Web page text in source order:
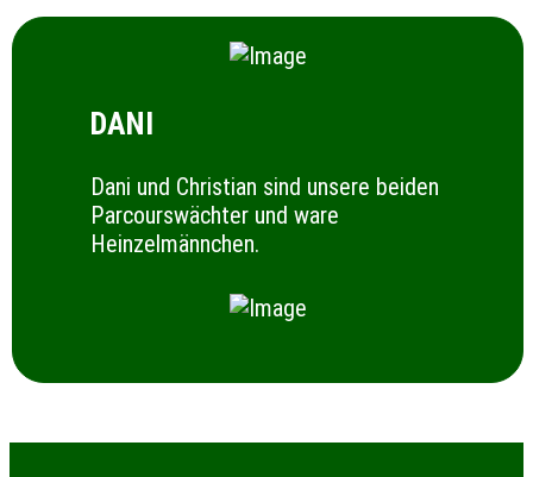
DANI
Dani und Christian sind unsere beiden
Parcourswächter und ware
Heinzelmännchen.